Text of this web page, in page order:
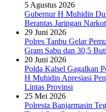
5 Agustus 2026
Gubernur H Muhidin
Berantas Jaringan
29 Juni 2026
Polres Tanbu Gelar
Gram Sabu dan 30,5
20 Juni 2026
Polda Kalsel Gagalkan
H Muhidin Apresiasi
Lintas Provinsi
25 Mei 2026
Polresta Banjarmasin